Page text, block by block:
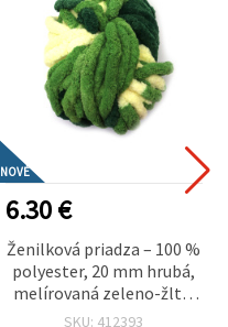
NOVÉ
6.30 €
Ženilková priadza – 100 %
polyester, 20 mm hrubá,
melírovaná zeleno-žltá,
cca 240 g / 25 m, výrazná
SKU: 412393